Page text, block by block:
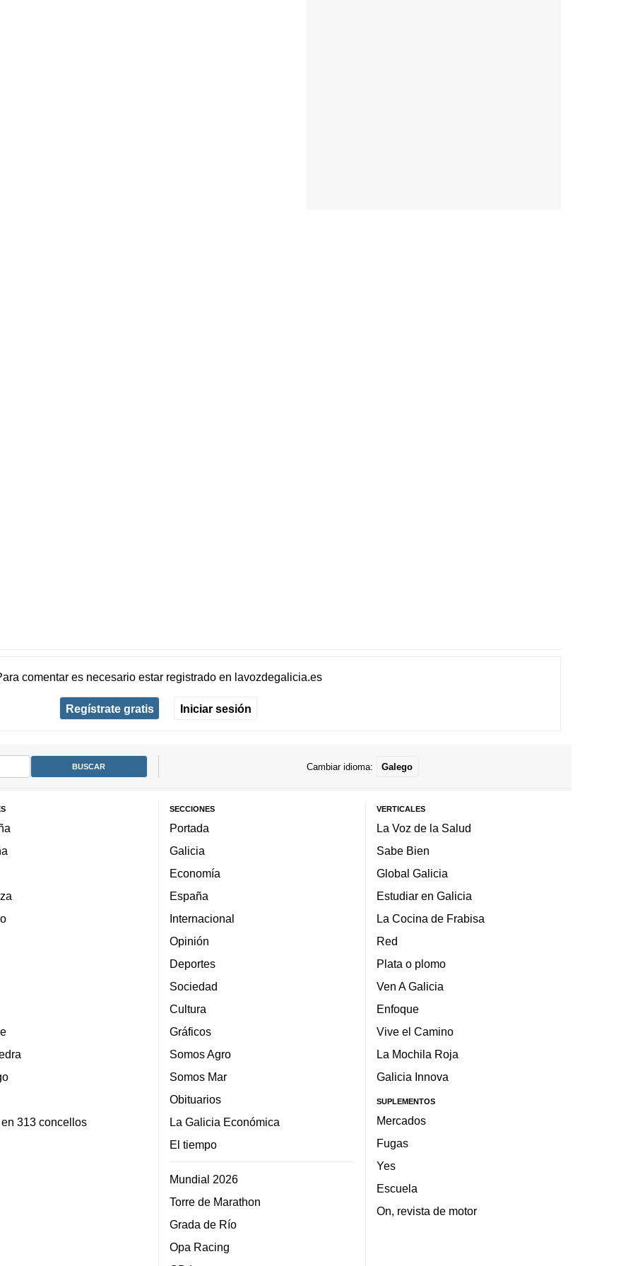
comentar es necesario estar registradoen lavozdegalicia.es
Regístrate gratis Iniciar sesión
Cambiar idioma: Galego
313 concellos
SECCIONES
Portada
Galicia
Economía
España
Internacional
Opinión
Deportes
Sociedad
Cultura
Gráficos
Somos Agro
Somos Mar
Obituarios
La Galicia Económica
El tiempo
Mundial 2026
Torre de Marathon
Grada de Río
Opa Racing
VERTICALES
La Voz de la Salud
Sabe Bien
Global Galicia
Estudiar en Galicia
La Cocina de Frabisa
Red
Plata o plomo
Ven A Galicia
Enfoque
Vive el Camino
La Mochila Roja
Galicia Innova
SUPLEMENTOS
Mercados
Fugas
Yes
Escuela
On, revista de motor